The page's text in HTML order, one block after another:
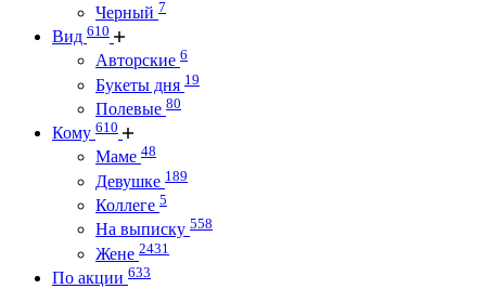
Черный 7
Вид 610
Авторские 6
Букеты дня 19
Полевые 80
Кому 610
Маме 48
Девушке 189
Коллеге 5
На выписку 558
Жене 2431
По акции 633